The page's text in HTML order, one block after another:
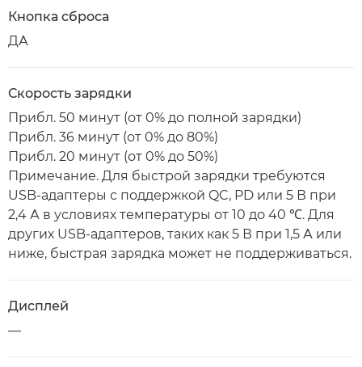
Кнопка сброса
ДА
Скорость зарядки
Прибл. 50 минут (от 0% до полной зарядки)
Прибл. 36 минут (от 0% до 80%)
Прибл. 20 минут (от 0% до 50%)
Примечание. Для быстрой зарядки требуются
USB-адаптеры с поддержкой QC, PD или 5 В при
2,4 А в условиях температуры от 10 до 40 ℃. Для
других USB-адаптеров, таких как 5 В при 1,5 А или
ниже, быстрая зарядка может не поддерживаться.
Дисплей
—